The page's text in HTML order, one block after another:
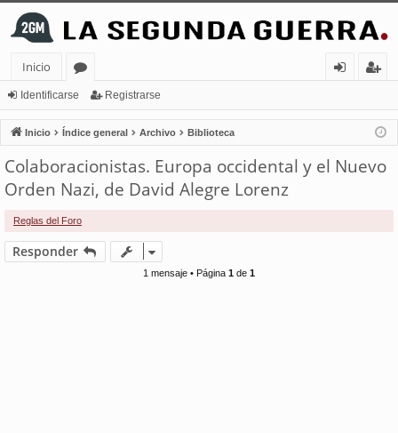
Inicio
or
os
nt
ifi
ca
ist
ra
rs
Identificarse Registrarse
Inicio Índice general Archivo Biblioteca
Colaboracionistas. Europa occidental y el Nuevo
Orden Nazi, de David Alegre Lorenz
Reglas del Foro
Responder
1 mensaje • Página 1 de 1